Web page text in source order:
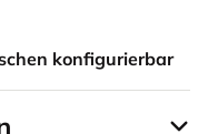
konfigurierbar